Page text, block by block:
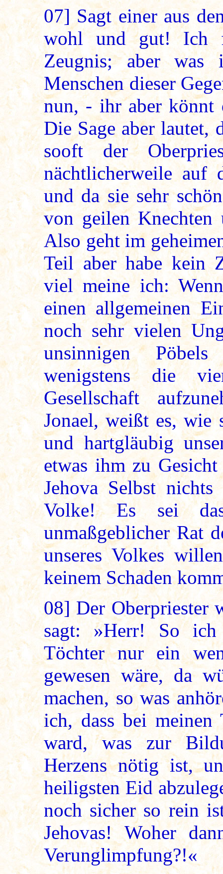
07] Sagt einer aus
wohl und gut! Ich
Zeugnis; aber was
Menschen dieser
nun, - ihr aber könnt
Die Sage aber lautet,
sooft der
nächtlicherweile auf
und da sie sehr
von geilen Knechten
Also geht im
Teil aber habe kein
viel meine ich:
einen allgemeinen
noch sehr vielen
unsinnigen
wenigstens die
Gesellschaft
Jonael, weißt es, wie
und hartgläubig
etwas ihm zu
Jehova Selbst
Volke! Es sei
unmaßgeblicher Rat
unseres Volkes
keinem Schaden
08] Der Oberpriester
sagt: »Herr! So
Töchter nur ein
gewesen wäre, da
machen, so was
ich, dass bei meinen
ward, was zur
Herzens nötig ist,
heiligsten Eid
noch sicher so rein
Jehovas! Woher
Verunglimpfung?!«